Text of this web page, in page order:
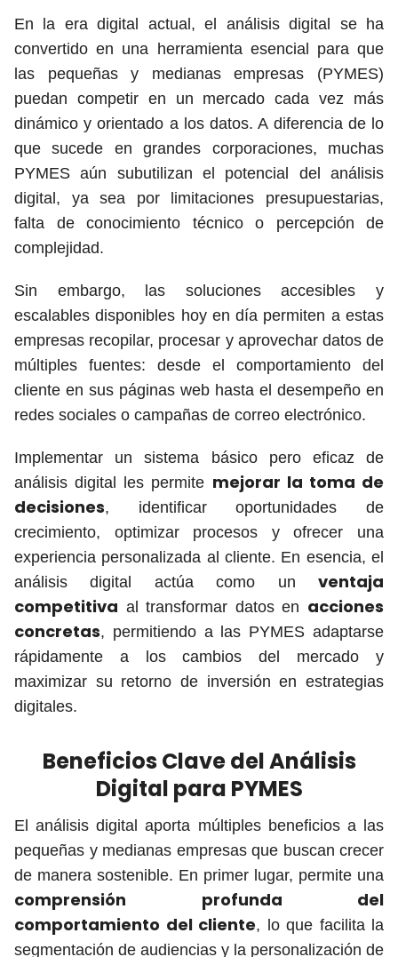
En la era digital actual, el análisis digital se ha
convertido en una herramienta esencial para que
las pequeñas y medianas empresas (PYMES)
puedan competir en un mercado cada vez más
dinámico y orientado a los datos. A diferencia de lo
que sucede en grandes corporaciones, muchas
PYMES aún subutilizan el potencial del análisis
digital, ya sea por limitaciones presupuestarias,
falta de conocimiento técnico o percepción de
complejidad.
Sin embargo, las soluciones accesibles y
escalables disponibles hoy en día permiten a estas
empresas recopilar, procesar y aprovechar datos de
múltiples fuentes: desde el comportamiento del
cliente en sus páginas web hasta el desempeño en
redes sociales o campañas de correo electrónico.
Implementar un sistema básico pero eficaz de
análisis digital les permite mejorar la toma de
decisiones, identificar oportunidades de
crecimiento, optimizar procesos y ofrecer una
experiencia personalizada al cliente. En esencia, el
análisis digital actúa como un ventaja
competitiva al transformar datos en acciones
concretas, permitiendo a las PYMES adaptarse
rápidamente a los cambios del mercado y
maximizar su retorno de inversión en estrategias
digitales.
Beneficios Clave del Análisis
Digital para PYMES
El análisis digital aporta múltiples beneficios a las
pequeñas y medianas empresas que buscan crecer
de manera sostenible. En primer lugar, permite una
comprensión profunda del
comportamiento del cliente, lo que facilita la
segmentación de audiencias y la personalización de